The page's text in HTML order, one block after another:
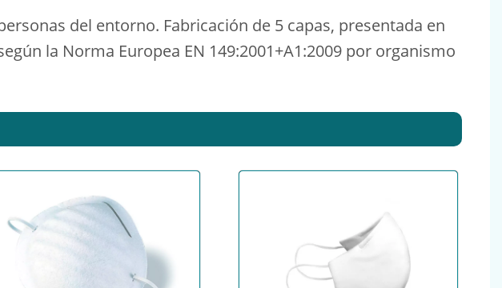
del entorno. Fabricación de 5 capas, presentada en
la Norma Europea EN 149:2001+A1:2009 por organismo